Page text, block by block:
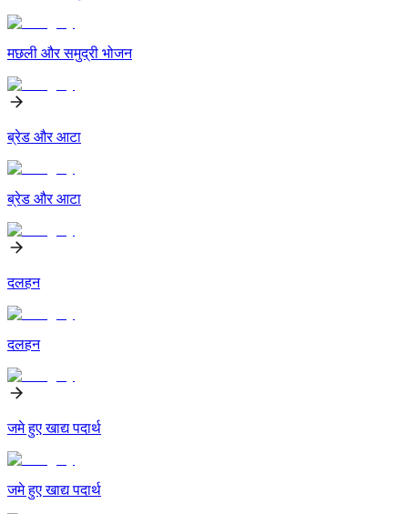
मछली और समुद्री भोजन
ब्रेड और आटा
ब्रेड और आटा
दलहन
दलहन
जमे हुए खाद्य पदार्थ
जमे हुए खाद्य पदार्थ